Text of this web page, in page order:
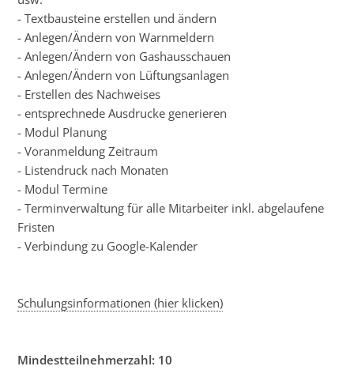
- Textbausteine erstellen und ändern
- Anlegen/Ändern von Warnmeldern
- Anlegen/Ändern von Gashausschauen
- Anlegen/Ändern von Lüftungsanlagen
- Erstellen des Nachweises
- entsprechnede Ausdrucke generieren
- Modul Planung
- Voranmeldung Zeitraum
- Listendruck nach Monaten
- Modul Termine
- Terminverwaltung für alle Mitarbeiter inkl. abgelaufene
Fristen
- Verbindung zu Google-Kalender
Schulungsinformationen (hier klicken)
Mindestteilnehmerzahl: 10